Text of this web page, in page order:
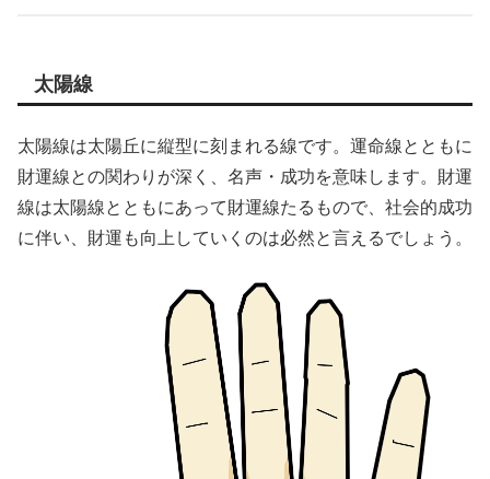
太陽線
太陽線は太陽丘に縦型に刻まれる線です。運命線とともに
財運線との関わりが深く、名声・成功を意味します。財運
線は太陽線とともにあって財運線たるもので、社会的成功
に伴い、財運も向上していくのは必然と言えるでしょう。